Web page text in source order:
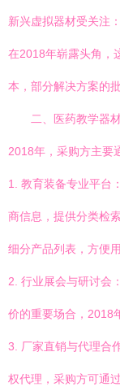
新兴虚拟器材受关注
在2018年崭露头角，
本，部分解决方案的
二、医药教学器
2018年，采购方主要
1. 教育装备专业平台
商信息，提供分类检
细分产品列表，方便
2. 行业展会与研讨会
价的重要场合，2018
3. 厂家直销与代理合
权代理，采购方可通